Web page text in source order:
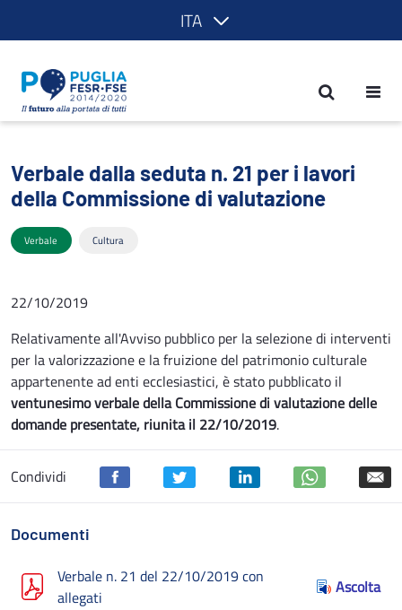
ITA
Verbale dalla seduta n. 21 per i lavori
Verbale dalla seduta n. 21 per i lavori
della Commissione di valutazione
Verbale Cultura
22/10/2019
Relativamente all'Avviso pubblico per la selezione di interventi
per la valorizzazione e la fruizione del patrimonio culturale
appartenente ad enti ecclesiastici, è stato pubblicato il
ventunesimo verbale della Commissione di valutazione delle
domande presentate, riunita il 22/10/2019.
Condividi
Documenti
Verbale n. 21 del 22/10/2019 con
allegati
Ascolta